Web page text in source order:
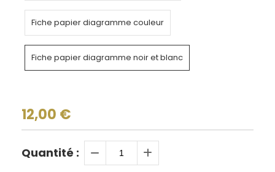
Fiche papier diagramme couleur
Fiche papier diagramme noir et blanc
12,00 €
Quantité :